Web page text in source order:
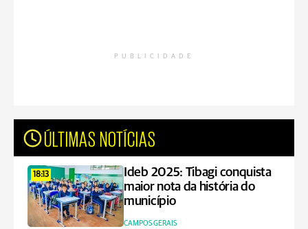
PUBLICIDADE
ÚLTIMAS NOTÍCIAS
18:13
Ideb 2025: Tibagi conquista
maior nota da história do
município
CAMPOS GERAIS